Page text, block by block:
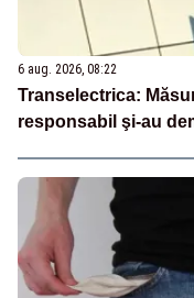
6 aug. 2026, 08:22
Transelectrica:
responsabil şi-au